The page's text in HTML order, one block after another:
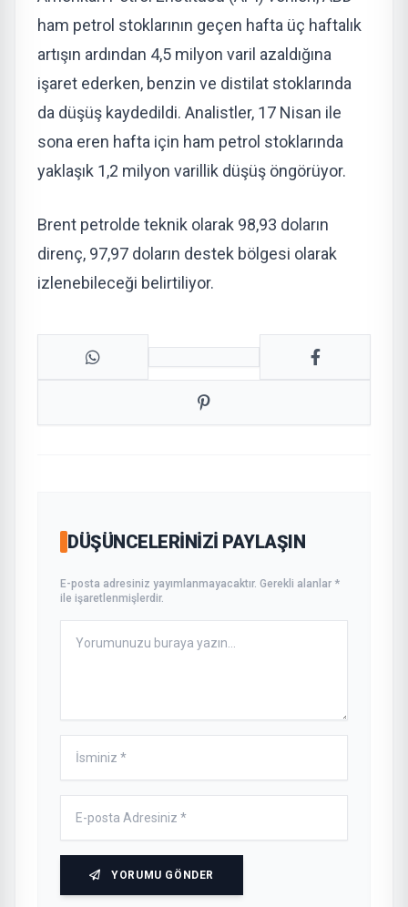
ham petrol stoklarının geçen hafta üç haftalık
artışın ardından 4,5 milyon varil azaldığına
işaret ederken, benzin ve distilat stoklarında
da düşüş kaydedildi. Analistler, 17 Nisan ile
sona eren hafta için ham petrol stoklarında
yaklaşık 1,2 milyon varillik düşüş öngörüyor.
Brent petrolde teknik olarak 98,93 doların
direnç, 97,97 doların destek bölgesi olarak
izlenebileceği belirtiliyor.​​​​
DÜŞÜNCELERINIZI PAYLAŞIN
E-posta adresiniz yayımlanmayacaktır. Gerekli alanlar *
ile işaretlenmişlerdir.
YORUMU GÖNDER